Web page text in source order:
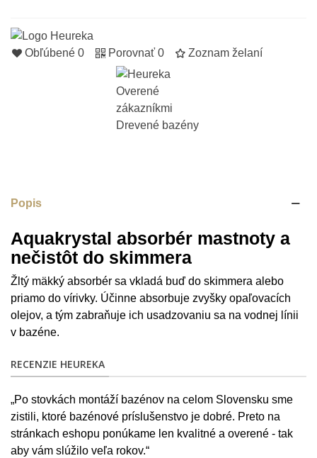
Obľúbené 0 Porovnať 0 Zoznam želaní
Popis
Aquakrystal absorbér mastnoty a
nečistôt do skimmera
Žltý mäkký absorbér sa vkladá buď do skimmera alebo
priamo do vírivky. Účinne absorbuje zvyšky opaľovacích
olejov, a tým zabraňuje ich usadzovaniu sa na vodnej línii
v bazéne.
RECENZIE HEUREKA
„Po stovkách montáží bazénov na celom Slovensku sme
zistili, ktoré bazénové príslušenstvo je dobré. Preto na
stránkach eshopu ponúkame len kvalitné a overené - tak
aby vám slúžilo veľa rokov.“